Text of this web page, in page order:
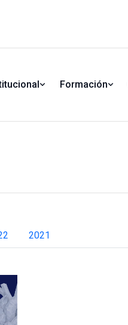
Formación
2021